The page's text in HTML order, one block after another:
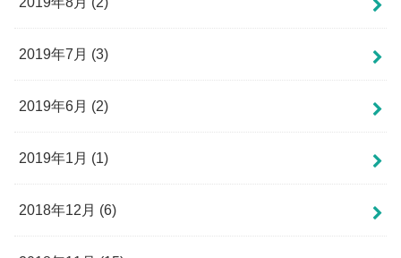
2019年7月 (3)
2019年6月 (2)
2019年1月 (1)
2018年12月 (6)